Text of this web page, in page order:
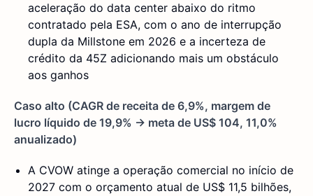
aceleração do data center abaixo do ritmo
contratado pela ESA, com o ano de interrupção
dupla da Millstone em 2026 e a incerteza de
crédito da 45Z adicionando mais um obstáculo
aos ganhos
Caso alto (CAGR de receita de 6,9%, margem de
lucro líquido de 19,9% → meta de US$ 104, 11,0%
anualizado)
A CVOW atinge a operação comercial no início de
2027 com o orçamento atual de US$ 11,5 bilhões,